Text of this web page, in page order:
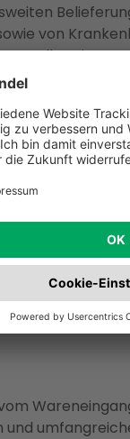
von
Vollsortiment
Planung über
und
auch im
suchen
und